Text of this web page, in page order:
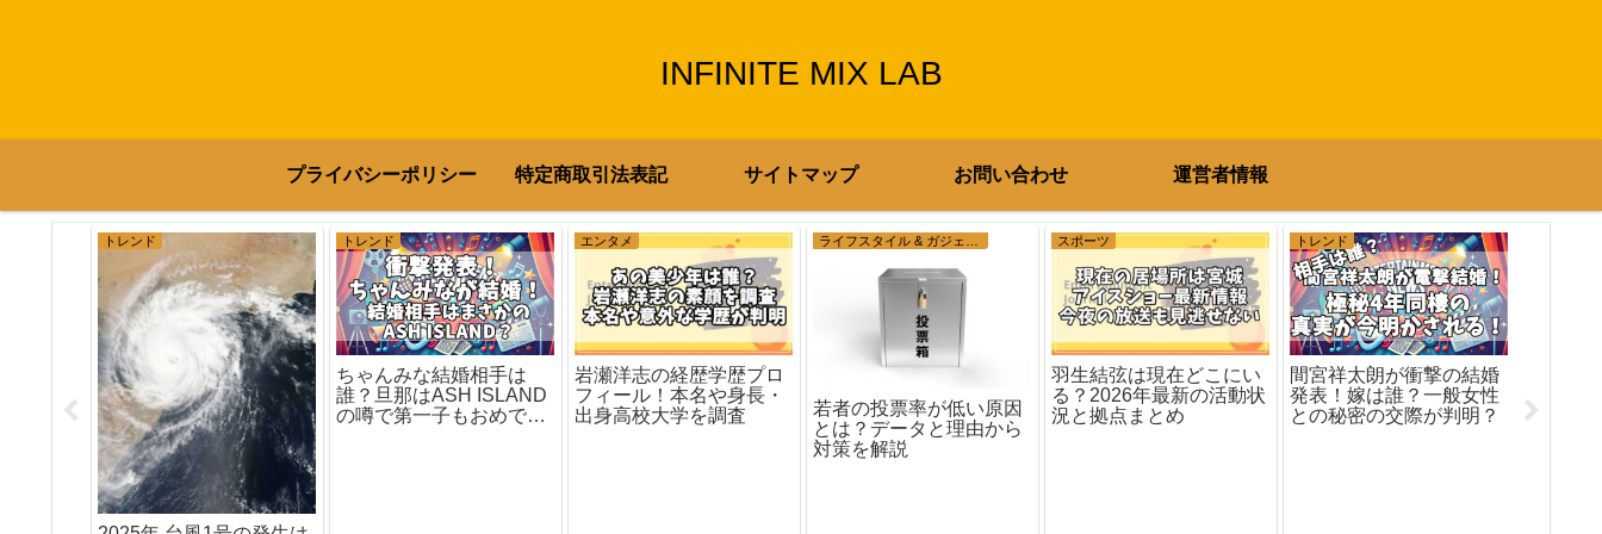
INFINITE MIX LAB
プライバシーポリシー 特定商取引法表記 サイトマップ お問い合わせ 運営者情報
感動の
トレンド トレンド
ちゃんみな結婚相手は
誰？旦那はASH ISLAND
の噂で第一子もおめでた
エンタメ
岩瀬洋志の経歴学歴プロ
フィール！本名や身長・
出身高校大学を調査
若者の投票率が低い原因
とは？データと理由から
対策を解説
スポーツ
羽生結弦は現在どこにい
る？2026年最新の活動状
況と拠点まとめ
トレンド
間宮祥太朗が衝撃の結婚
発表！嫁は誰？一般女性
との秘密の交際が判明？
族を徹